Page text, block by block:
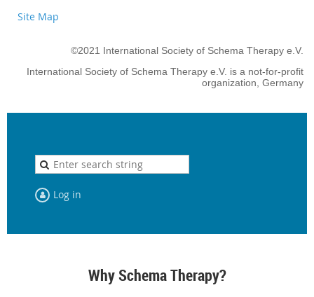
Site Map
©2021 International Society of Schema Therapy e.V.
International Society of Schema Therapy e.V. is a not-for-profit
organization, Germany
Log in
Why Schema Therapy?